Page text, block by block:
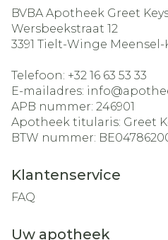
BVBA Apotheek Greet
Wersbeekstraat 12
3391 Tielt-Winge Meensel-
Telefoon: +32 16 63 53 33
E-mailadres: info@
APB nummer: 246901
Apotheek titularis: Greet
BTW nummer:
Klantenservice
FAQ
Uw apotheek